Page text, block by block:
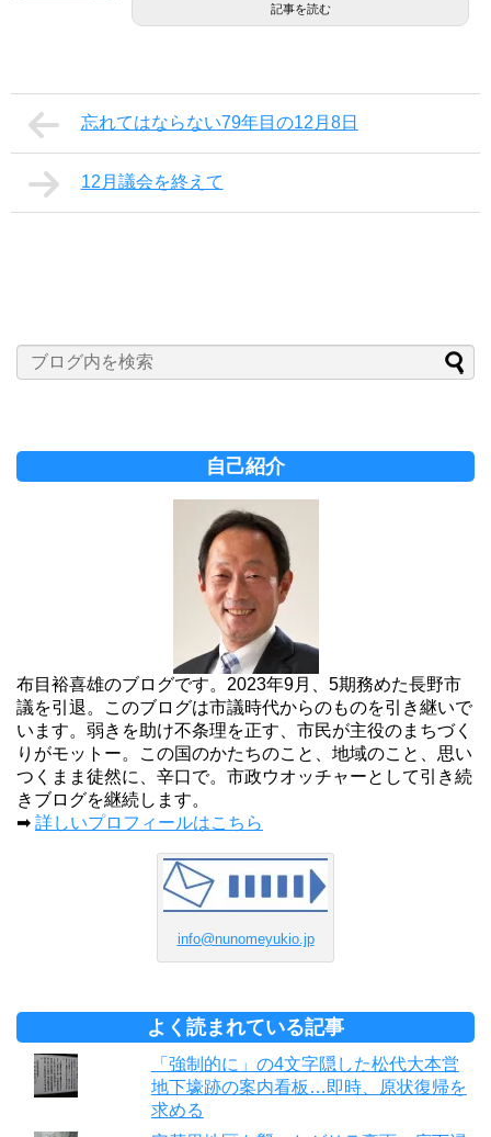
記事を読む
忘れてはならない79年目の12月8日
12月議会を終えて
自己紹介
布目裕喜雄のブログです。2023年9月、5期務めた長野市
議を引退。このブログは市議時代からのものを引き継いで
います。弱きを助け不条理を正す、市民が主役のまちづく
りがモットー。この国のかたちのこと、地域のこと、思い
つくまま徒然に、辛口で。市政ウオッチャーとして引き続
きブログを継続します。
➡ 詳しいプロフィールはこちら
info@nunomeyukio.jp
よく読まれている記事
「強制的に」の4文字隠した松代大本営
地下壕跡の案内看板…即時、原状復帰を
求める